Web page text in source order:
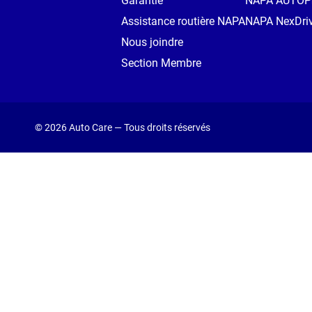
Assistance routière NAPA
Nous joindre
Section Membre
NAPA
© 2026 Auto Care — Tous droits réservés